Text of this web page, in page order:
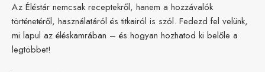
Az Éléstár nemcsak receptekről, hanem a hozzávalók
történetéről, használatáról és titkairól is szól. Fedezd fel velünk,
mi lapul az éléskamrában – és hogyan hozhatod ki belőle a
legtöbbet!